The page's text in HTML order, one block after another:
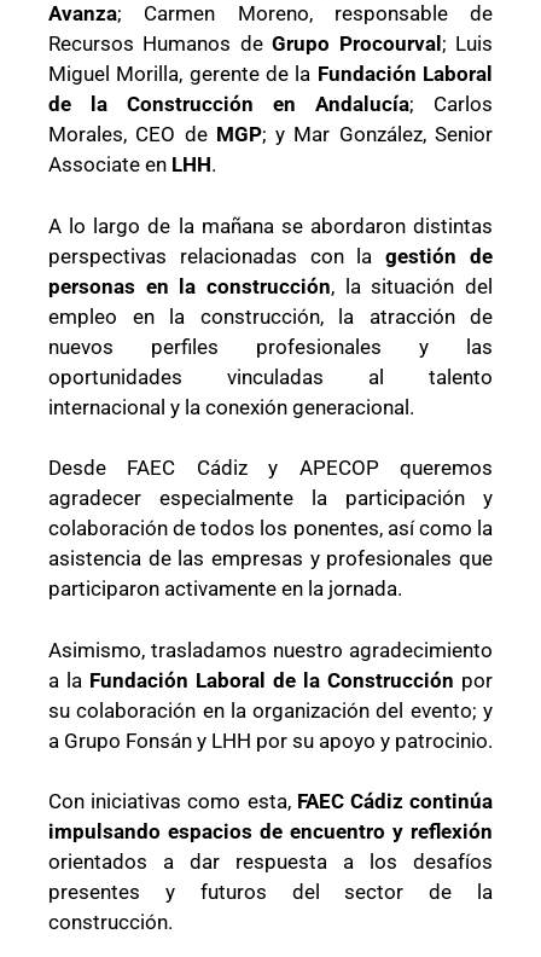
Avanza; Carmen Moreno, responsable de
Recursos Humanos deGrupo Procourval ; Luis
Miguel Morilla, gerente de la Fundación Laboral
de la Construcción en Andalucía; Carlos
Morales, CEO de MGP; y Mar González, Senior
Associate en LHH.
A lo largo de la mañana se abordaron distintas
perspectivas relacionadas con lagestión de
personas en la construcción, la situación del
empleo en la construcción, la atracción de
nuevos perfiles profesionales y las
oportunidades vinculadas al talento
internacional y la conexión generacional.
Desde FAEC Cádiz y APECOP queremos
agradecer especialmente la participación y
colaboración de todos los ponentes, así como la
asistencia de las empresas y profesionales que
participaron activamente en la jornada.
Asimismo, trasladamos nuestro agradecimiento
a la Fundación Laboral de la Construcción por
su colaboración en la organización del evento; y
a Grupo Fonsán y LHH por su apoyo y patrocinio.
Con iniciativas como esta, FAEC Cádiz continúa
impulsando espacios de encuentro y reflexión
orientados a dar respuesta a los desafíos
presentes y futuros del sector de la
construcción.